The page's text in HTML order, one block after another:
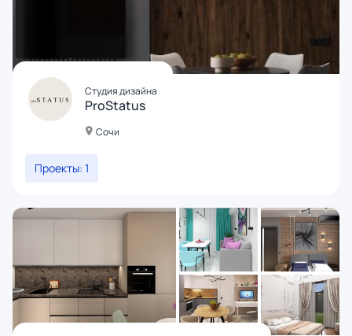
Студия дизайна
ProStatus
Сочи
Проекты: 1